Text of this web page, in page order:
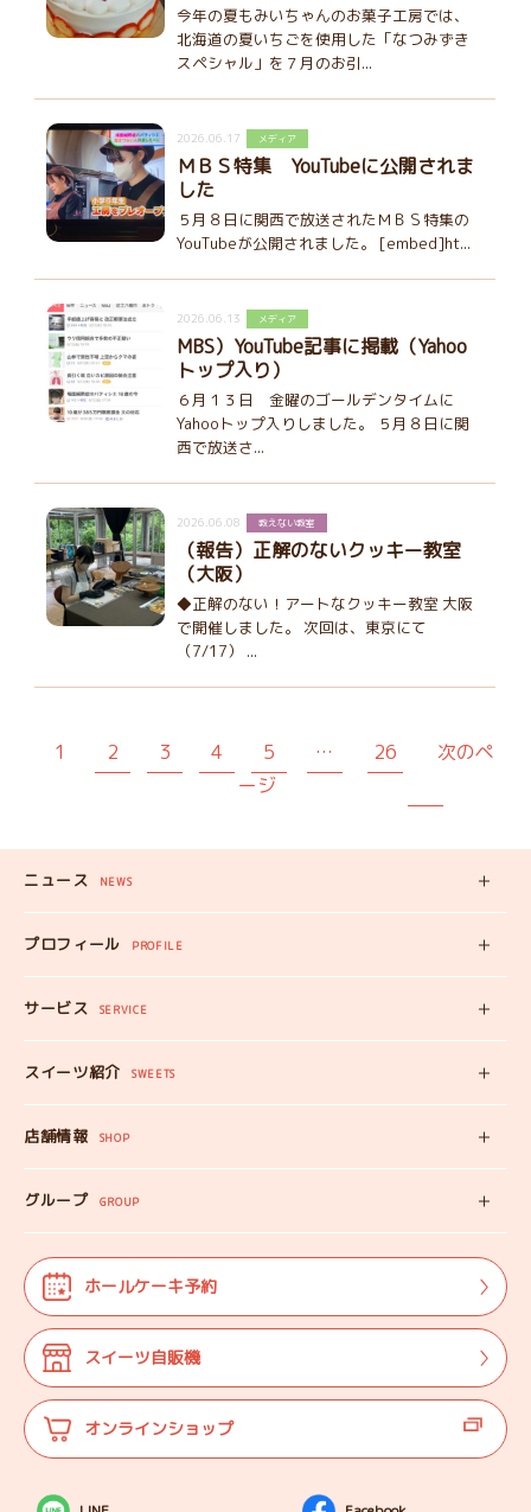
今年の夏もみいちゃんのお菓子工房では、
北海道の夏いちごを使用した「なつみずき
スペシャル」を７月のお引...
2026.06.17 メディア
ＭＢＳ特集 YouTubeに公開されま
した
５月８日に関西で放送されたＭＢＳ特集の
YouTubeが公開されました。 [embed]ht...
2026.06.13 メディア
MBS）YouTube記事に掲載（Yahoo
トップ入り）
６月１３日 金曜のゴールデンタイムに
Yahooトップ入りしました。 ５月８日に関
西で放送さ...
2026.06.08 教えない教室
（報告）正解のないクッキー教室
（大阪）
◆正解のない！アートなクッキー教室 大阪
で開催しました。 次回は、東京にて
（7/17） ...
1 2 3 4 5 … 26
次のペ
ージ
ホールケーキ予約
スイーツ自販機
オンラインショップ
ニュース NEWS
新着記事
プロフィール PROFILE
みいちゃんのプロフィール
みいちゃんママの
サービス SERVICE
スイーツ自販機
工房見学
みいちゃんのSDGS
お仕事体験
よくある質問
スイーツ紹介 SWEETS
みいちゃんのスイーツ
オンラインショップ
店舗情報 SHOP
店舗情報
マップ
法人･団体様向け
ご案内
代表プロフィール
登壇実績
グループ GROUP
株式会社TANEBI
Shining Children
自分探しを